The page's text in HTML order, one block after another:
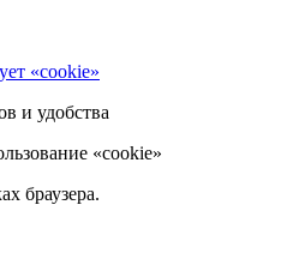
«cookie»
и удобства
«cookie»
браузера.